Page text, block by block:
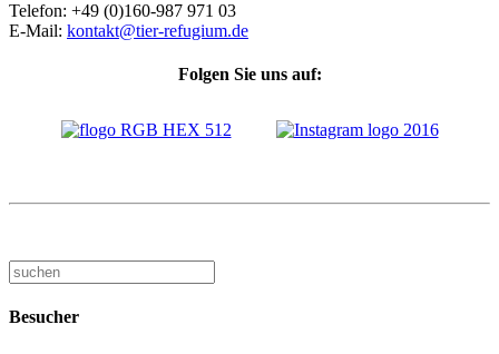
Telefon: +49 (0)160-987 971 03
E-Mail: kontakt@tier-refugium.de
Folgen Sie uns auf:
Besucher